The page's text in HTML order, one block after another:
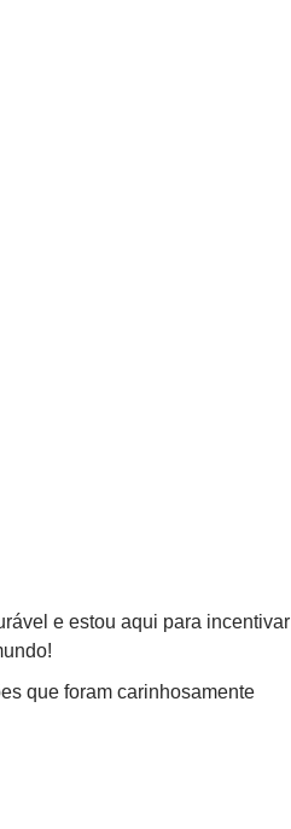
e estou aqui para incentivar
que foram carinhosamente